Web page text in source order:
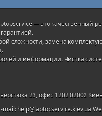
— это качественный
сложности, замена
и информации. Чистка
23, офис 1202 02002
mail: help@laptopservice.kiev.ua